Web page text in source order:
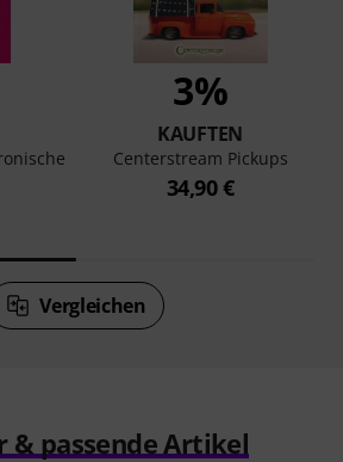
3%
KAUFTEN
Centerstream Pickups
34,90 €
Vergleichen
& passende Artikel